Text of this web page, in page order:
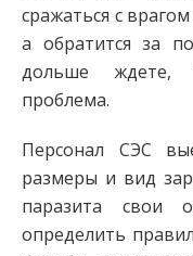
сражаться с
а обратится за
дольше ждете,
проблема.
Персонал СЭС
размеры и вид
паразита свои
определить